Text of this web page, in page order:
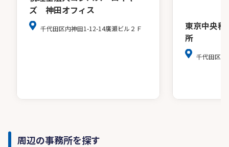
ズ 神田オフィス
千代田区内神田1-12-14廣瀬ビル２Ｆ
東京中央
所
千代田区麹
周辺の事務所を探す